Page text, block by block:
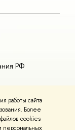
работы сайта
Более
cookies
персональных
РФ